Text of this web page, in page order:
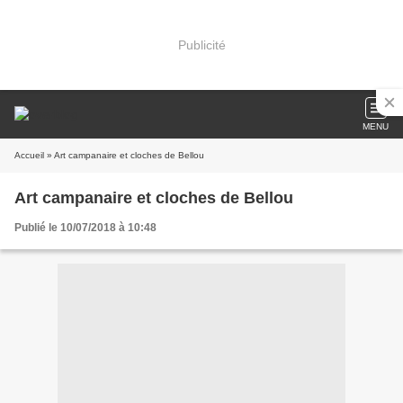
Publicité
MENU
Accueil » Art campanaire et cloches de Bellou
Art campanaire et cloches de Bellou
Publié le 10/07/2018 à 10:48